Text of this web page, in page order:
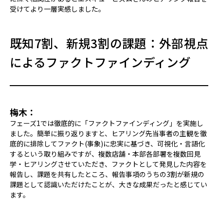
受けてより一層実感しました。
既知7割、新規3割の課題：外部視点
によるファクトファインディング
梅木：
フェーズ1では徹底的に「ファクトファインディング」を実施し
ました。簡単に振り返りますと、ヒアリング先当事者の主観を徹
底的に排除してファクト(事象)に忠実に基づき、可視化・言語化
するという取り組みですが、複数店舗・本部各部署を複数回見
学・ヒアリングさせていただき、ファクトとして発見した内容を
報告し、課題を共有したところ、報告事項のうちの3割が新規の
課題として認識いただけたことが、大きな成果だったと感じてい
ます。